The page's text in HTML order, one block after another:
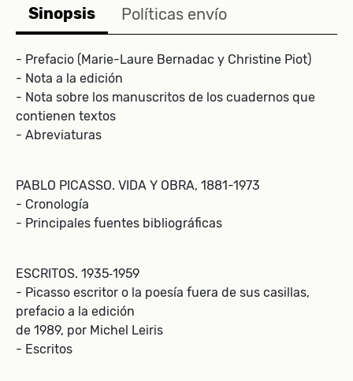
Sinopsis Políticas envío
- Prefacio (Marie-Laure Bernadac y Christine Piot)
- Nota a la edición
- Nota sobre los manuscritos de los cuadernos que
contienen textos
- Abreviaturas
PABLO PICASSO. VIDA Y OBRA, 1881-1973
- Cronología
- Principales fuentes bibliográficas
ESCRITOS. 1935‑1959
- Picasso escritor o la poesía fuera de sus casillas,
prefacio a la edición
de 1989, por Michel Leiris
- Escritos